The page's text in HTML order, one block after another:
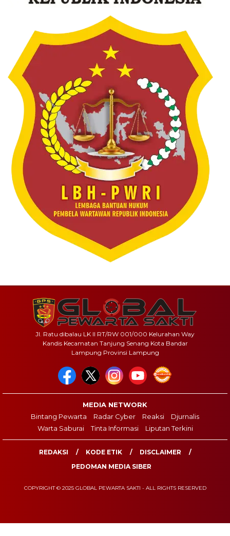
Jl. Ratu dibalau LK II RT/RW 001/000 Kelurahan Way
Kandis Kecamatan Tanjung Senang Kota Bandar
Lampung Provinsi Lampung
MEDIA NETWORK
Bintang Pewarta
Radar Cyber Reaksi
Djurnalis
Warta Saburai
Tinta Informasi Liputan Terkini
REDAKSI KODE ETIK
DISCLAIMER
PEDOMAN MEDIA SIBER
COPYRIGHT © 2025 GLOBAL PEWARTA SAKTI - ALL RIGHTS RESERVED